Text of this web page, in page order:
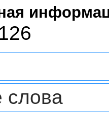
126
слова